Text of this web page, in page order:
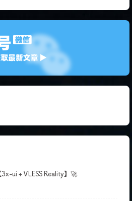
ui + VLESS Reality】🚀